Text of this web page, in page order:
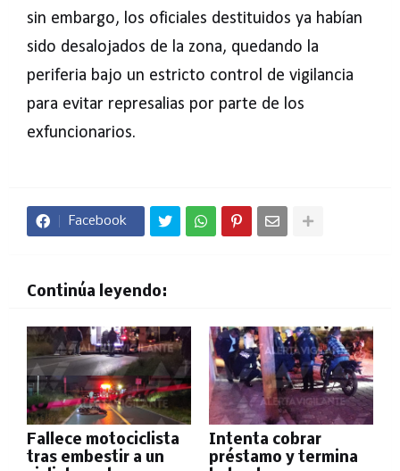
sin embargo, los oficiales destituidos ya habían
sido desalojados de la zona, quedando la
periferia bajo un estricto control de vigilancia
para evitar represalias por parte de los
exfuncionarios.
Facebook
Continúa leyendo:
Fallece motociclista
tras embestir a un
Intenta cobrar
préstamo y termina